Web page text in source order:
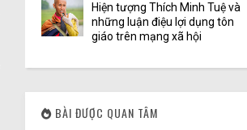
Hiện tượng Thích Minh Tuệ và
những luận điệu lợi dụng tôn
giáo trên mạng xã hội
BÀI ĐƯỢC QUAN TÂM